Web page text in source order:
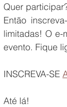
Quer
Então
limitadas! O e-
evento. Fique
INSCREVA-SE
Até lá!